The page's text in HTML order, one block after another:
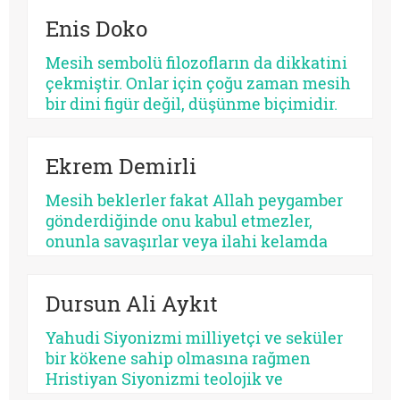
kurtarıcı beklentisi aynı ruhsal içerikle
bazısı sertleştirir. Bazısı dayanıklılık
üretir, bazısı düşmanlık.
Enis Doko
Mesih sembolü filozofların da dikkatini
çekmiştir. Onlar için çoğu zaman mesih
bir dini figür değil, düşünme biçimidir.
onun çoktan sekülerleştiğini ve modern
savunur.
Ekrem Demirli
Mesih beklerler fakat Allah peygamber
gönderdiğinde onu kabul etmezler,
onunla savaşırlar veya ilahi kelamda
için de bunu düşünmek mümkündür:
Beklediklerini iddia ettikleri kurtarıcı
gelse onu da tanımayacaklardır.
Dursun Ali Aykıt
Yahudi Siyonizmi milliyetçi ve seküler
bir kökene sahip olmasına rağmen
Hristiyan Siyonizmi teolojik ve